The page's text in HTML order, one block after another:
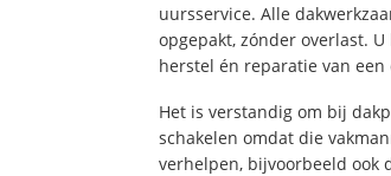
uursservice. Alle
opgepakt, zónder overlast.
herstel én reparatie van een
Het is verstandig om bij
schakelen omdat die
verhelpen, bijvoorbeeld ook